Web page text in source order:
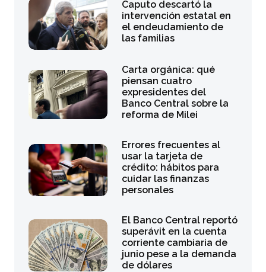
Caputo descartó la
intervención estatal en
el endeudamiento de
las familias
Carta orgánica: qué
piensan cuatro
expresidentes del
Banco Central sobre la
reforma de Milei
Errores frecuentes al
usar la tarjeta de
crédito: hábitos para
cuidar las finanzas
personales
El Banco Central reportó
superávit en la cuenta
corriente cambiaria de
junio pese a la demanda
de dólares